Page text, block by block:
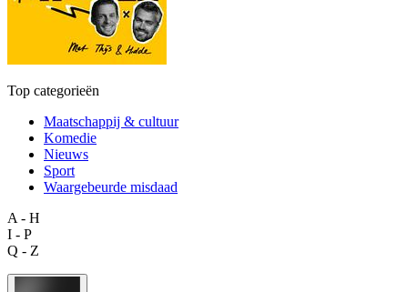
Top categorieën
Maatschappij & cultuur
Komedie
Nieuws
Sport
Waargebeurde misdaad
A - H
I - P
Q - Z